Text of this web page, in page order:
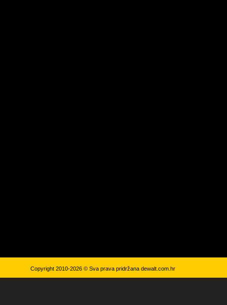
Copyright 2010-2026 © Sva prava pridržana dewalt.com.hr